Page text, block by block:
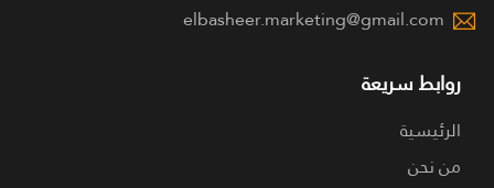
elbasheer.marketing@gmail.com
روابط سريعة
الرئيسية
من نحن